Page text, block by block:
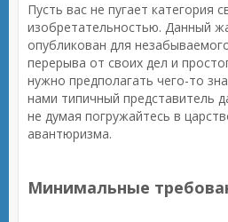
Пусть вас не пугает категория
изобретательностью. Данный
опубликован для
перерыва от своих дел и
нужно предполагать чего-то
нами типичный представитель
не думая погружайтесь в
авантюризма.
Минимальные